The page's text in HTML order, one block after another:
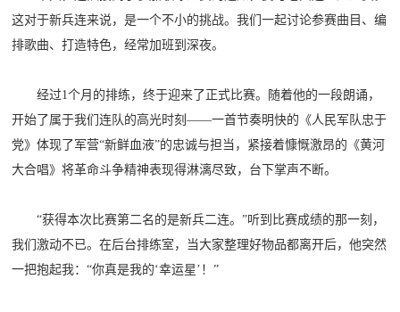
这对于新兵连来说，是一个不小的挑战。我们一起讨论参赛曲目、编
排歌曲、打造特色，经常加班到深夜。
经过1个月的排练，终于迎来了正式比赛。随着他的一段朗诵，
开始了属于我们连队的高光时刻——一首节奏明快的《人民军队忠于
党》体现了军营“新鲜血液”的忠诚与担当，紧接着慷慨激昂的《黄河
大合唱》将革命斗争精神表现得淋漓尽致，台下掌声不断。
“获得本次比赛第二名的是新兵二连。”听到比赛成绩的那一刻，
我们激动不已。在后台排练室，当大家整理好物品都离开后，他突然
一把抱起我：“你真是我的‘幸运星’！”